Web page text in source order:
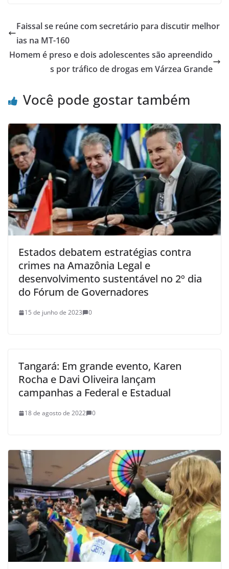
Faissal se reúne com secretário para discutir melhor
ias na MT-160
Homem é preso e dois adolescentes são apreendido
s por tráfico de drogas em Várzea Grande
Você pode gostar também
Estados debatem estratégias contra
crimes na Amazônia Legal e
desenvolvimento sustentável no 2º dia
do Fórum de Governadores
15 de junho de 2023 0
Tangará: Em grande evento, Karen
Rocha e Davi Oliveira lançam
campanhas a Federal e Estadual
18 de agosto de 2022 0